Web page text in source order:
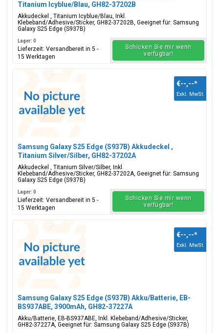
Titanium Icyblue/Blau, GH82-37202B
Akkudeckel , Titanium Icyblue/Blau, Inkl.
Klebeband/Adhesive/Sticker, GH82-37202B, Geeignet für: Samsung
Galaxy S25 Edge (S937B)
Lager: 0
Lieferzeit: Versandbereit in 5 -
15 Werktagen
Schicken Sie mir wenn
verfügbar!
Samsung Galaxy S25 Edge (S937B) Akkudeckel ,
Titanium Silver/Silber, GH82-37202A
Akkudeckel , Titanium Silver/Silber, Inkl.
Klebeband/Adhesive/Sticker, GH82-37202A, Geeignet für: Samsung
Galaxy S25 Edge (S937B)
€--,--*
Exkl. MwSt.
Lager: 0
Lieferzeit: Versandbereit in 5 -
15 Werktagen
Schicken Sie mir wenn
verfügbar!
Samsung Galaxy S25 Edge (S937B) Akku/Batterie, EB-
BS937ABE, 3900mAh, GH82-37227A
Akku/Batterie, EB-BS937ABE, Inkl. Klebeband/Adhesive/Sticker,
GH82-37227A, Geeignet für: Samsung Galaxy S25 Edge (S937B)
€--,--*
Exkl. MwSt.